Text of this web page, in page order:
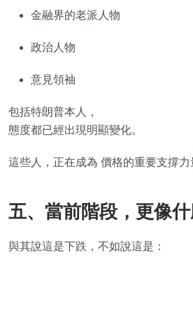
金融界的老派人物
政治人物
意見領袖
包括特朗普本人，
態度都已經出現明顯變化。
這些人，正在成為 價格的重要支撐力
五、當前階段，更像什
與其說這是下跌，不如說這是：